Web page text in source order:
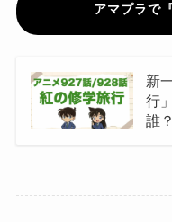
アマプラで
新
行
誰